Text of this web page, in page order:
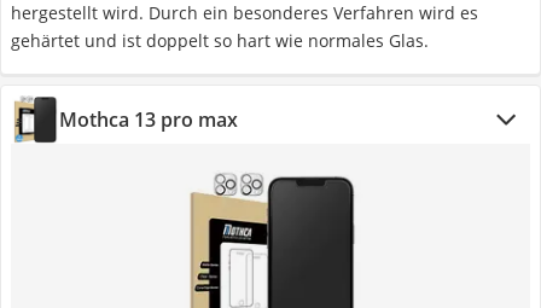
hergestellt wird. Durch ein besonderes Verfahren wird es
gehärtet und ist doppelt so hart wie normales Glas.
Mothca 13 pro max